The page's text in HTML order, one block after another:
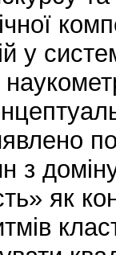
у
з
як